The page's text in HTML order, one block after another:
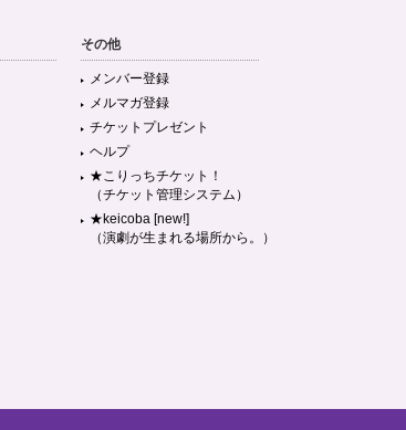
その他
メンバー登録
メルマガ登録
チケットプレゼント
ヘルプ
★こりっちチケット！
（チケット管理システム）
★keicoba [new!]
（演劇が生まれる場所から。）